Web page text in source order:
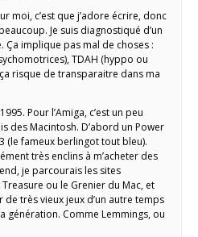
moi, c’est que j’adore écrire, donc
Je suis diagnostiqué d’un
implique pas mal de choses :
TDAH (hyppo ou
risque de transparaitre dans ma
Pour l’Amiga, c’est un peu
des Macintosh. D’abord un Power
(le fameux berlingot tout bleu).
très enclins à m’acheter des
je parcourais les sites
ou le Grenier du Mac, et
de très vieux jeux d’un autre temps
génération. Comme Lemmings, ou